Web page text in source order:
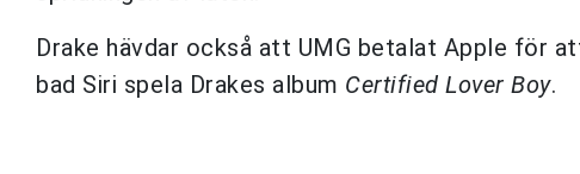
Drake hävdar också att UMG betalat Apple för
bad Siri spela Drakes album Certified Lover Boy.